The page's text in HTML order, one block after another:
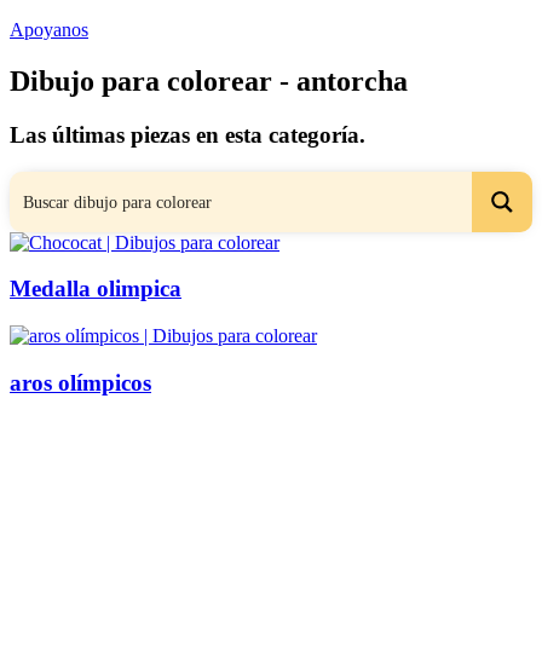
Apoyanos
Dibujo para colorear - antorcha
Las últimas piezas en esta categoría.
Medalla olimpica
aros olímpicos